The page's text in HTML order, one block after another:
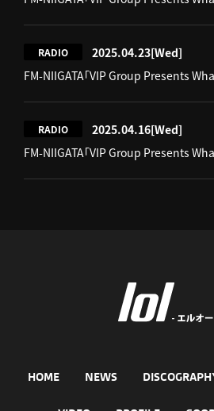
RADIO 2025.04.23[Wed]
FM-NIIGATA「VIP Group Presents
RADIO 2025.04.16[Wed]
FM-NIIGATA「VIP Group Presents
HOME NEWS